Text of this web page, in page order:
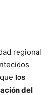
regional
los
del